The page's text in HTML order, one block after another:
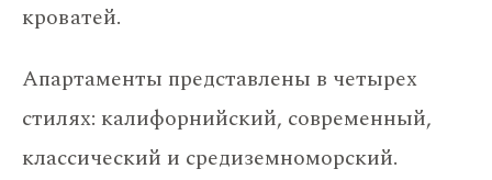
кроватей.
Апартаменты представлены в четырех
стилях: калифорнийский, современный,
классический и средиземноморский.